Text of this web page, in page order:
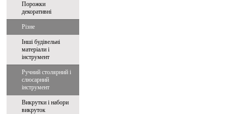
Порожки
декоративні
Різне
Інші будівельні
матеріали і
інструмент
Ручний столярний і
слюсарний
інструмент
Викрутки і набори
викруток